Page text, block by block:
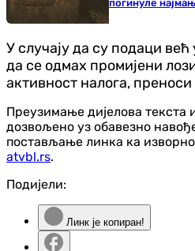
погинуле
У случају да су подаци већ
да се одмах промијени
активност налога,
Преузимање дијелова текста
дозвољено уз обавезно
постављање линка ка
atvbl.rs.
Подијели:
Линк је копиран!